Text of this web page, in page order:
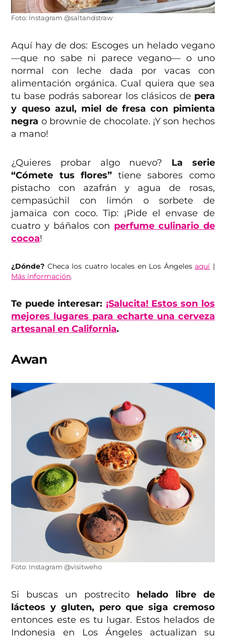
Foto: Instagram @saltandstraw
Aquí hay de dos: Escoges un helado vegano
—que no sabe ni parece vegano— o uno
normal con leche dada por vacas con
alimentación orgánica. Cual quiera que sea
tu base podrás saborear los clásicos de pera
y queso azul, miel de fresa con pimienta
negra o brownie de chocolate. ¡Y son hechos
a mano!
¿Quieres probar algo nuevo? La serie
“Cómete tus flores”tiene sabores como
pistacho con azafrán y agua de rosas,
cempasúchil con limón o sorbete de
jamaica con coco. Tip: ¡Pide el envase de
cuatro y báñalos con perfume culinario de
cocoa!
¿Dónde? Checa los cuatro locales en Los Ángelesaquí |
Más información.
Te puede interesar: ¡Salucita! Estos son los
mejores lugares para echarte una cerveza
artesanal en California.
Awan
Foto: Instagram @visitweho
Si buscas un postrecito helado libre de
lácteos y gluten, pero que siga cremoso
entonces este es tu lugar. Estos helados de
Indonesia en Los Ángeles actualizan su